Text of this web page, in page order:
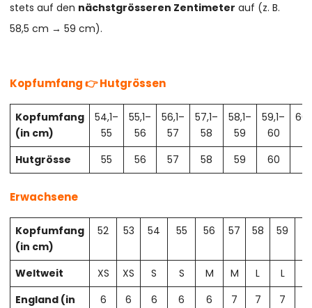
stets auf den nächstgrösseren Zentimeter auf (z. B.
58,5 cm → 59 cm).
Kopfumfang 👉 Hutgrössen
Kopfumfang
(in cm)
54,1–
55
55,1–
56
56,1–
57
57,1–
58
58,1–
59
59,1–
60
Hutgrösse
55 56 57 58 59 60
Erwachsene
Kopfumfang
(in cm)
52 53 54 55 56 57 58 59
Weltweit XS XS S S M M L L
England (in
6
6
6
6
6
7
7
7